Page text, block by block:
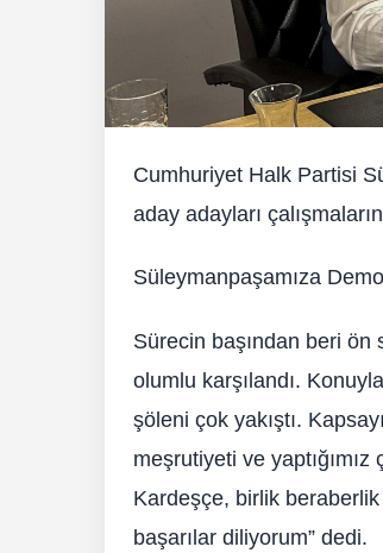
Cumhuriyet Halk Partisi
aday adayları
Süleymanpaşamıza
Sürecin başından beri ön
olumlu karşılandı.
şöleni çok yakıştı.
meşrutiyeti ve yaptığımız
Kardeşçe, birlik
başarılar diliyorum” dedi.